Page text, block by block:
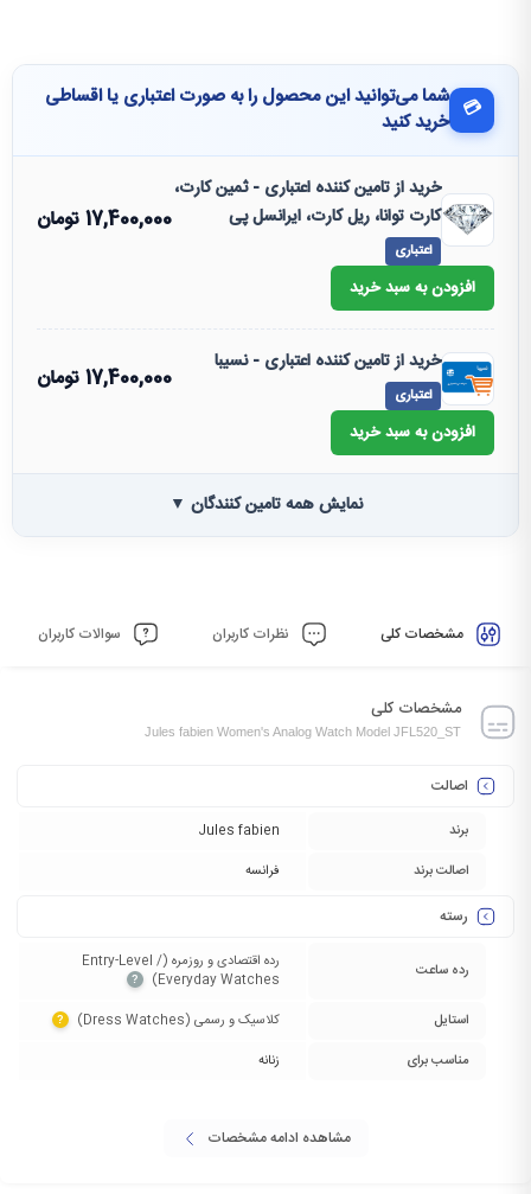
💳 شما می‌توانید این محصول را به صورت اعتباری یا اقساطی
خرید کنید
خرید از تامین کننده اعتباری - ثمین کارت،
کارت توانا، ریل کارت، ایرانسل پی
اعتباری
17,400,000تومان
افزودن به سبد خرید
خرید از تامین کننده اعتباری - نسیبا
اعتباری
17,400,000تومان
افزودن به سبد خرید
نمایش همه تامین کنندگان ▼
مشخصات کلی نظرات کاربران سوالات کاربران
مشخصات کلی
Jules fabien Women's Analog Watch Model JFL520_ST
اصالت
برند
Jules fabien
اصالت برند
فرانسه
رسته
رده ساعت
رده اقتصادی و روزمره (Entry-Level /
Everyday Watches)‏
?
استایل کلاسیک و رسمی (Dress Watches)‏ ?
مناسب برای زنانه
مشاهده ادامه مشخصات